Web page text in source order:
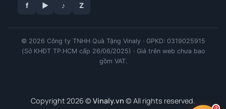
f ▶ ♪ Z
© 2026 Công ty TNHH Quà Tặng Vinaly · GPKD: 0319025915
(Sở KHĐT TP.HCM cấp 26/06/2025) · Giá trên web chưa bao
gồm VAT.
Copyright 2026 © Vinaly.vn © All rights reserved.